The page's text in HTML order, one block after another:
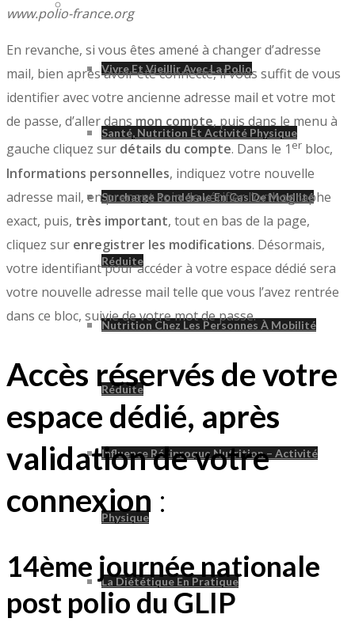
Vivre Et Vieillir Avec La Polio
Santé, Nutrition Et Activité Physique
Surcharge Pondérale En Cas De Mobilité
Réduite
Nutrition Chez Les Personnes À Mobilité
Réduite
Influence Réciproque Nutrition – Activité
Physique
La Diététique En Pratique
www.polio-france.org
En revanche, si vous êtes amené à changer d’adresse
mail, bien après avoir été connecté, il vous suffit de vous
identifier avec votre ancienne adresse mail et votre mot
de passe, d’aller dansmon compte, puis dans le menu à
gauche cliquez sur détails du compte. Dans le 1 er bloc,
Informations personnelles, indiquez votre nouvelle
adresse mail, en prenant soin de vérifier l’orthographe
exact, puis, très important, tout en bas de la page,
cliquez sur enregistrer les modifications. Désormais,
votre identifiant pour accéder à votre espace dédié sera
votre nouvelle adresse mail telle que vous l’avez rentrée
dans ce bloc, suivie de votre mot de passe.
Accès réservés de votre
espace dédié, après
validation de votre
connexion :
14ème journée nationale
post polio du GLIP